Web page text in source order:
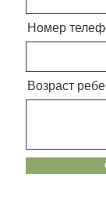
Номер
Возраст